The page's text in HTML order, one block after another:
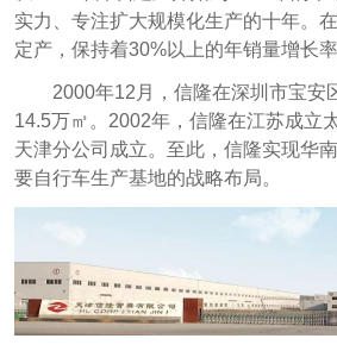
实力、专注扩大规模化生产的十年。
定产，保持着30%以上的年销量增长率
2000年12月，信隆在深圳市宝安
14.5万㎡。2002年，信隆在江苏成立
天津分公司成立。至此，信隆实现华
要自行车生产基地的战略布局。